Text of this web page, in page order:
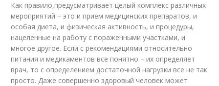
Как правило,предусматривает целый комплекс различных
мероприятий – это и прием медицинских препаратов, и
особая диета, и физическая активность, и процедуры,
нацеленные на работу с пораженными участками, и
многое другое. Если с рекомендациями относительно
питания и медикаментов все понятно – их определяет
врач, то с определением достаточной нагрузки все не так
просто. Даже совершенно здоровый человек может